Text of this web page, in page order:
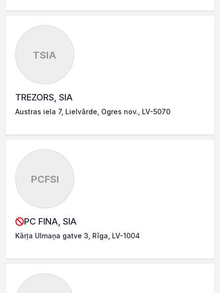
TSIA
TREZORS, SIA
Austras iela 7, Lielvārde, Ogres nov., LV-5070
PCFSI
PC FINA, SIA
Kārļa Ulmaņa gatve 3, Rīga, LV-1004